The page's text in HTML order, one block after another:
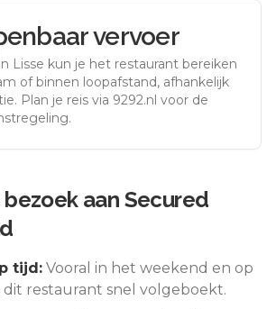
vervoer
Lisse kun je het restaurant bereiken
of binnen loopafstand, afhankelijk
Plan je reis via 9292.nl voor de
aan Secured
tijd: Vooral in het weekend en op
dit restaurant snel volgeboekt.